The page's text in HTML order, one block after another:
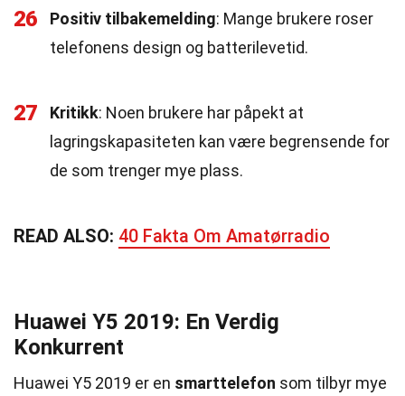
26 Positiv tilbakemelding: Mange brukere roser
telefonens design og batterilevetid.
27 Kritikk: Noen brukere har påpekt at
lagringskapasiteten kan være begrensende for
de som trenger mye plass.
READ ALSO: 40 Fakta Om Amatørradio
Huawei Y5 2019: En Verdig
Konkurrent
Huawei Y5 2019 er en smarttelefon som tilbyr mye